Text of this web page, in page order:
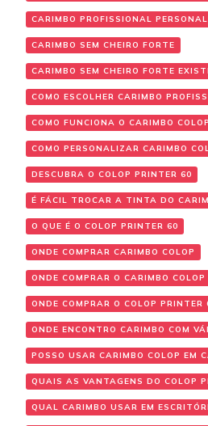
CARIMBO PROFISSIONAL
CARIMBO SEM CHEIRO FORTE
CARIMBO SEM CHEIRO FORTE
COMO ESCOLHER CARIMBO
COMO FUNCIONA O CARIMBO
COMO PERSONALIZAR CARIMBO
DESCUBRA O COLOP PRINTER 60
É FÁCIL TROCAR A TINTA DO
O QUE É O COLOP PRINTER 60
ONDE COMPRAR CARIMBO COLOP
ONDE COMPRAR O CARIMBO
ONDE COMPRAR O COLOP PRINTER
ONDE ENCONTRO CARIMBO COM
POSSO USAR CARIMBO COLOP EM
QUAIS AS VANTAGENS DO COLOP
QUAL CARIMBO USAR EM